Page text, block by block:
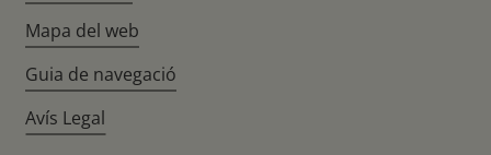
Mapa del web
Guia de navegació
Avís Legal